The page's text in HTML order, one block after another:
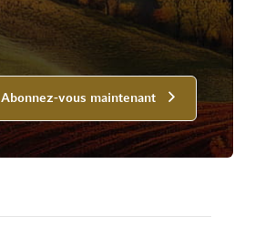
Abonnez-vous maintenant